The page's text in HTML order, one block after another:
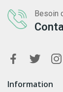
Besoin
Information